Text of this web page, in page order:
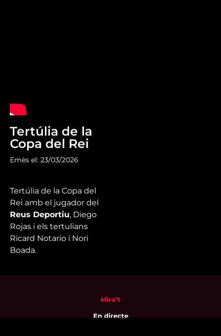
Tertúlia de la
Copa del Rei
Emès el: 23/03/2026
Tertúlia de la Copa del
Rei amb el jugador del
Reus Deportiu, Diego
Rojas i els tertulians
Ricard Notario i Nori
Boada.
Mira’t
En directe